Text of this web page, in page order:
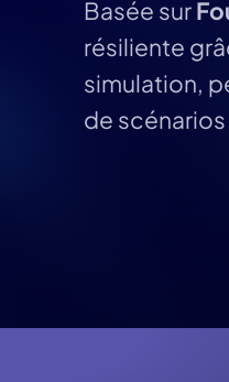
Basée sur
résiliente
simulation,
de